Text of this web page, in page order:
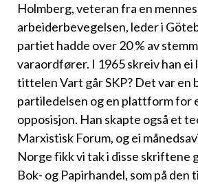
Holmberg, veteran fra en
arbeiderbevegelsen, leder i
partiet hadde over 20 % av
varaordfører. I 1965 skreiv han ei
tittelen Vart går SKP? Det var en
partiledelsen og en plattform for
opposisjon. Han skapte også et
Marxistisk Forum, og ei
Norge fikk vi tak i disse skriftene
Bok- og Papirhandel, som på den